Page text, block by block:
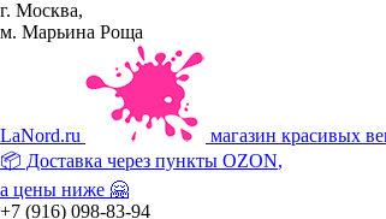
г. Москва,
м. Марьина Роща
LaNord.ru
магазин красивых
📦 Доставка через пункты OZON,
а цены ниже 🤗
+7 (916) 098-83-94